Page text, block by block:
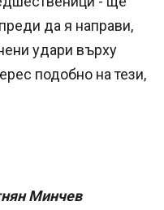
да я направи,
удари върху
подобно на тези,
Минчев